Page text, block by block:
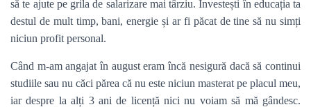
să te ajute pe grila de salarizare mai târziu. Investești în educația ta
destul de mult timp, bani, energie și ar fi păcat de tine să nu simți
niciun profit personal.
Când m-am angajat în august eram încă nesigură dacă să continui
studiile sau nu căci părea că nu este niciun masterat pe placul meu,
iar despre la alți 3 ani de licență nici nu voiam să mă gândesc.